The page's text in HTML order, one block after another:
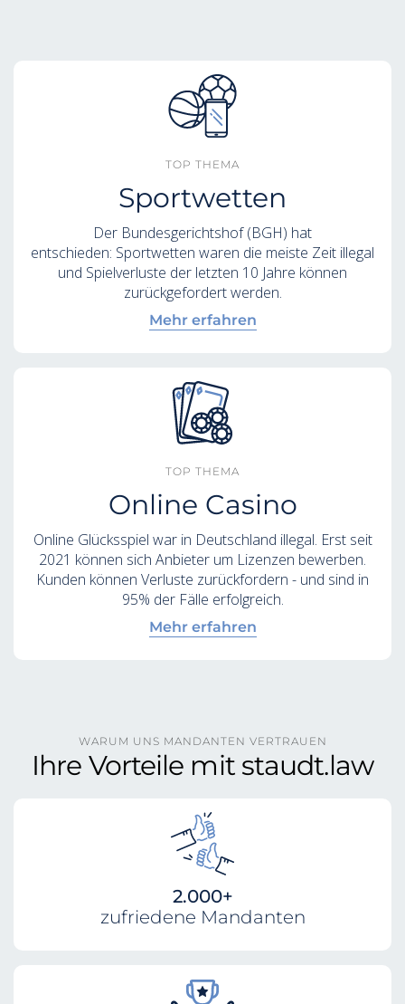
TOP THEMA
Sportwetten
Der Bundesgerichtshof (BGH) hat
entschieden: Sportwetten waren die meiste Zeit illegal
und Spielverluste der letzten 10 Jahre können
zurückgefordert werden.
Mehr erfahren
TOP THEMA
Online Casino
Online Glücksspiel war in Deutschland illegal. Erst seit
2021 können sich Anbieter um Lizenzen bewerben.
Kunden können Verluste zurückfordern - und sind in
95% der Fälle erfolgreich.
Mehr erfahren
WARUM UNS MANDANTEN VERTRAUEN
Ihre Vorteile mit staudt.law
2.000+
zufriedene Mandanten